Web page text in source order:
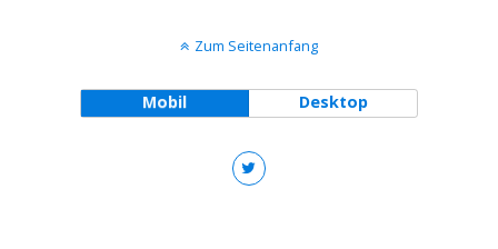
Zum Seitenanfang
Mobil Desktop